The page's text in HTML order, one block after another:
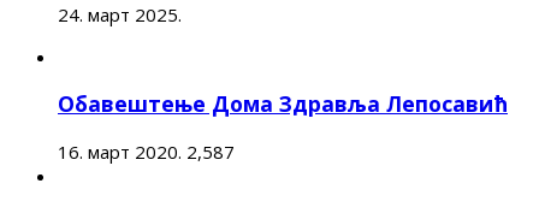
24. март 2025.
Обавештење Дома Здравља Лепосавић
16. март 2020. 2,587